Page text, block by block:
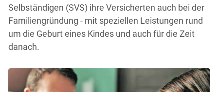
Selbständigen (SVS) ihre Versicherten auch bei der
Familiengründung - mit speziellen Leistungen rund
um die Geburt eines Kindes und auch für die Zeit
danach.